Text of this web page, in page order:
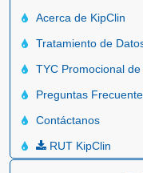
Acerca de KipClin
Tratamiento de
TYC Promocional
Preguntas
Contáctanos
RUT KipClin